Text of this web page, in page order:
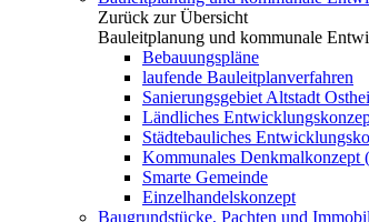
Zurück zur Übersicht
Bauleitplanung und kommunale
Bebauungspläne
laufende Bauleitplanverfahren
Sanierungsgebiet Altstadt
Ländliches
Städtebauliches
Kommunales
Smarte Gemeinde
Einzelhandelskonzept
Baugrundstücke, Pachten und